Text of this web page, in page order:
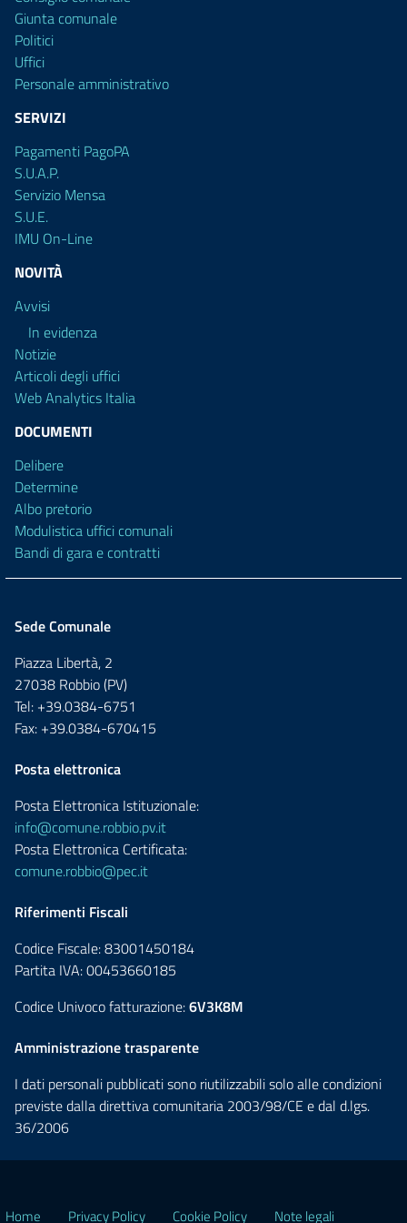
Giunta comunale
Politici
Uffici
Personale amministrativo
SERVIZI
Pagamenti PagoPA
S.U.A.P.
Servizio Mensa
S.U.E.
IMU On-Line
NOVITÀ
Avvisi
In evidenza
Notizie
Articoli degli uffici
Web Analytics Italia
DOCUMENTI
Delibere
Determine
Albo pretorio
Modulistica uffici comunali
Bandi di gara e contratti
Sede Comunale
Piazza Libertà, 2
27038 Robbio (PV)
Tel: +39.0384-6751
Fax: +39.0384-670415
Posta elettronica
Posta Elettronica Istituzionale:
info@comune.robbio.pv.it
Posta Elettronica Certificata:
comune.robbio@pec.it
Riferimenti Fiscali
Codice Fiscale: 83001450184
Partita IVA: 00453660185
Codice Univoco fatturazione:6V3K8M
Amministrazione trasparente
I dati personali pubblicati sono riutilizzabili solo alle condizioni
previste dalla direttiva comunitaria 2003/98/CE e dal d.lgs.
36/2006
Home Privacy Policy Cookie Policy Note legali